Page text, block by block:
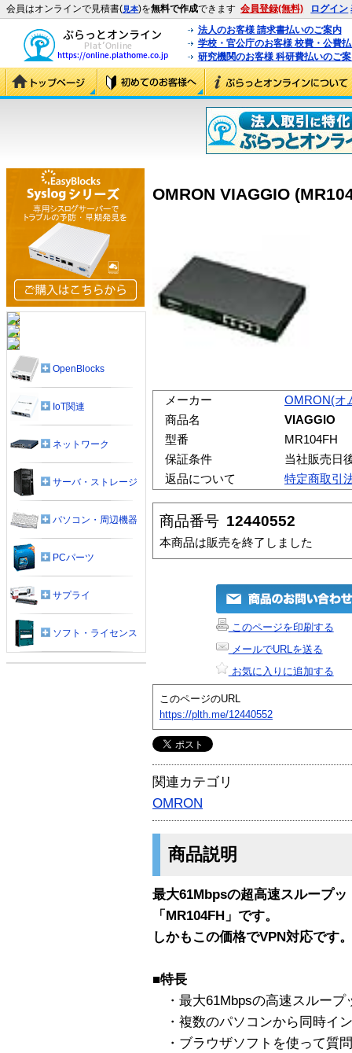
会員はオンラインで見積書(見本)を無料で作成できます 会員登録(無料) ログイン
法人のお客様 請求書払いのご案内
学校・官公庁のお客様 校費・公費
研究機関のお客様 科研費払いのご
OMRON VIAGGIO
メーカー
OMRON(オ
商品名
VIAGGIO
型番
MR104FH
保証条件
当社販売日
返品について
特定商取引
商品番号 12440552
本商品は販売を終了しました
このページを印刷する
メールでURLを送る
お気に入りに追加する
このページのURL
https://plth.me/12440552
関連カテゴリ
OMRON
商品説明
最大61Mbpsの超高速スループ
「MR104FH」です。
しかもこの価格でVPN対応です
■特長
・最大61Mbpsの高速スループ
・複数のパソコンから同時イ
・ブラウザソフトを使って質
OpenBlocks
IoT関連
ネットワーク
サーバ・ストレージ
パソコン・周辺機器
PCパーツ
サプライ
ソフト・ライセンス